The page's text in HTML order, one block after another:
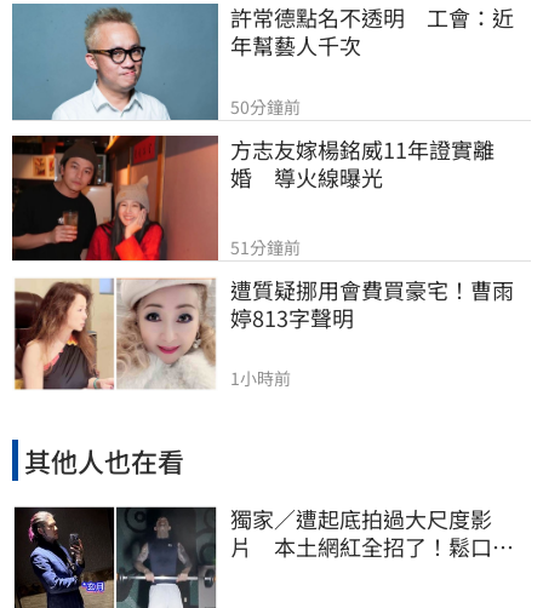
許常德點名不透明　工會：近
年幫藝人千次
50分鐘前
方志友嫁楊銘威11年證實離
婚　導火線曝光
51分鐘前
遭質疑挪用會費買豪宅！曹雨
婷813字聲明
1小時前
其他人也在看
獨家／遭起底拍過大尺度影
片 本土網紅全招了！鬆口下